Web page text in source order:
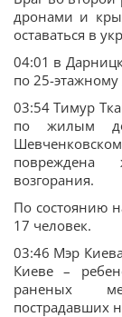
дронами и
оставаться в
04:01 в
по 25-
03:54 Тимур
по жилым
повреждена
возгорания.
По состоянию
17 человек.
03:46 Мэр
Киеве –
раненых
пострадавших